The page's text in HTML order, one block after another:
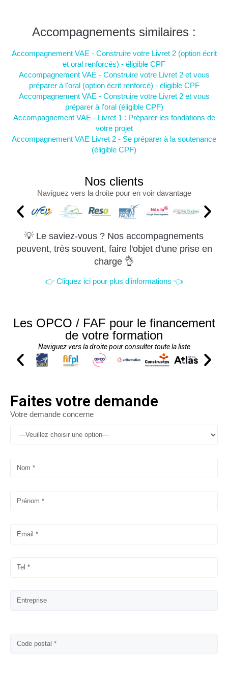
Accompagnements similaires :
Accompagnement VAE - Construire votre Livret 2 (option écrit
et oral renforcés) - éligible CPF
Accompagnement VAE - Construire votre Livret 2 et vous
préparer à l'oral (option écrit renforcé) - éligible CPF
Accompagnement VAE - Construire votre Livret 2 et vous
préparer à l'oral (éligible CPF)
Accompagnement VAE - Livret 1 : Préparer les fondations de
votre projet
Accompagnement VAE Livret 2 - Se préparer à la soutenance
(éligible CPF)
Nos clients
Naviguez vers la droite pour en voir davantage
💡 Le saviez-vous ? Nos accompagnements
peuvent, très souvent, faire l'objet d'une prise en
charge 👌
👉 Cliquez ici pour plus d'informations 👈
Les OPCO / FAF pour le financement
de votre formation
Naviguez vers la droite pour consulter toute la liste
Faites votre demande
Votre demande concerne